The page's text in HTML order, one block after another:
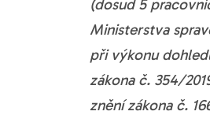
(dosud 5
Ministerstva
při výkonu
zákona č. 354/
znění zákona č.